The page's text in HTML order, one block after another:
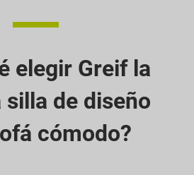
elegir Greif la
de diseño
cómodo?